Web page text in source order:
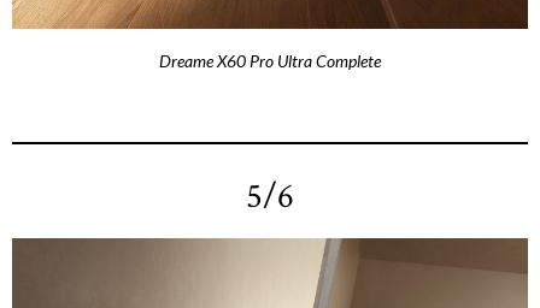
Dreame X60 Pro Ultra Complete
5/6